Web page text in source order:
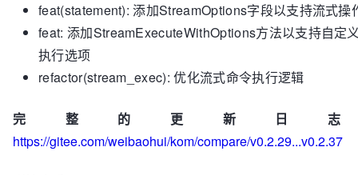
feat(statement): 添加StreamOptions字段以支持流式操
feat: 添加StreamExecuteWithOptions方法以支持自定
执行选项
refactor(stream_exec): 优化流式命令执行逻辑
完整的更新日
https://gitee.com/weibaohui/kom/compare/v0.2.29...v0.2.37